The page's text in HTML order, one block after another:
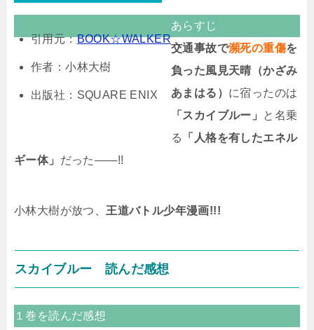
引用元：BOOK☆WALKER
作者：小林大樹
出版社：SQUARE ENIX
あらすじ
交通事故で瀕死の重傷を
負った風見天晴（かざみ
あまはる） に宿ったのは
「スカイブルー」
と名乗
る
「人格を有したエネル
ギー体」 だった――!!
小林大樹が放つ、 王道バトル少年漫画!!!
スカイブルー 読んだ感想
１巻を読んだ感想